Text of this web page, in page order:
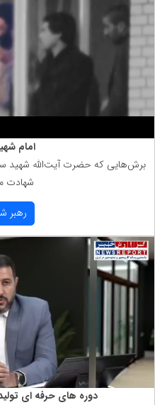
امام
برش‌هایی كه حضرت آیت‌الله شهید
شهادت
رهبر
دوره های حرفه ای